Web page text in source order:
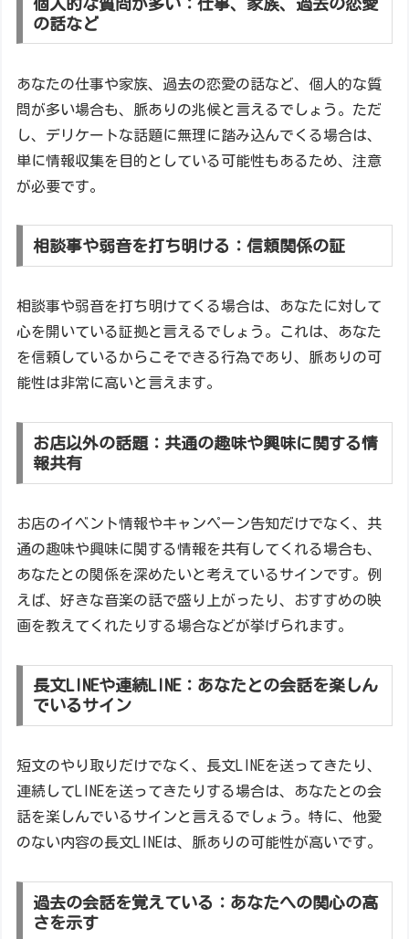
個人的な質問が多い：仕事、家族、過去の恋愛
の話など
あなたの仕事や家族、過去の恋愛の話など、個人的な質
問が多い場合も、脈ありの兆候と言えるでしょう。ただ
し、デリケートな話題に無理に踏み込んでくる場合は、
単に情報収集を目的としている可能性もあるため、注意
が必要です。
相談事や弱音を打ち明ける：信頼関係の証
相談事や弱音を打ち明けてくる場合は、あなたに対して
心を開いている証拠と言えるでしょう。これは、あなた
を信頼しているからこそできる行為であり、脈ありの可
能性は非常に高いと言えます。
お店以外の話題：共通の趣味や興味に関する情
報共有
お店のイベント情報やキャンペーン告知だけでなく、共
通の趣味や興味に関する情報を共有してくれる場合も、
あなたとの関係を深めたいと考えているサインです。例
えば、好きな音楽の話で盛り上がったり、おすすめの映
画を教えてくれたりする場合などが挙げられます。
長文LINEや連続LINE：あなたとの会話を楽しん
でいるサイン
短文のやり取りだけでなく、長文LINEを送ってきたり、
連続してLINEを送ってきたりする場合は、あなたとの会
話を楽しんでいるサインと言えるでしょう。特に、他愛
のない内容の長文LINEは、脈ありの可能性が高いです。
過去の会話を覚えている：あなたへの関心の高
さを示す